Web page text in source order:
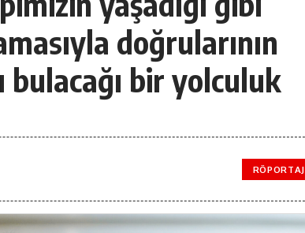
doğrularının
bulacağı bir yolculuk
RÖPORTAJ